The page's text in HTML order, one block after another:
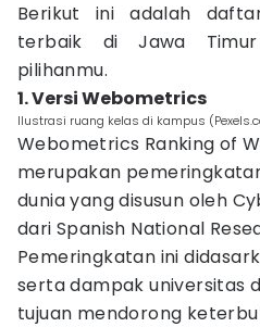
Berikut ini adalah
terbaik di Jawa
pilihanmu.
1. Versi Webometrics
Ilustrasi ruang kelas di kampus
Webometrics Ranking of
merupakan
dunia yang disusun oleh
dari Spanish National
Pemeringkatan ini
serta dampak universitas
tujuan mendorong